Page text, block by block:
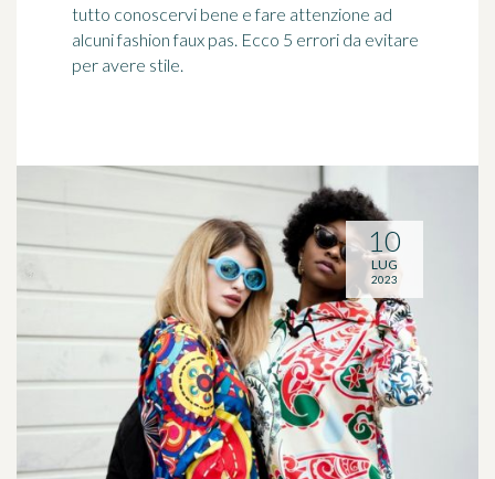
tutto conoscervi bene e fare attenzione ad
alcuni fashion faux pas. Ecco 5 errori da evitare
per avere stile.
10
LUG
2023